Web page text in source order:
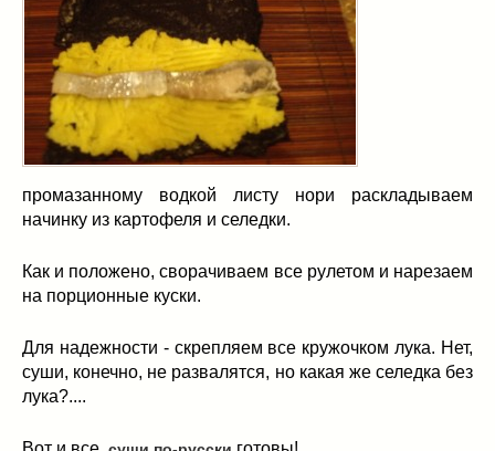
промазанному водкой листу нори раскладываем
начинку из картофеля и селедки.
Как и положено, сворачиваем все рулетом и нарезаем
на порционные куски.
Для надежности - скрепляем все кружочком лука. Нет,
суши, конечно, не развалятся, но какая же селедка без
лука?....